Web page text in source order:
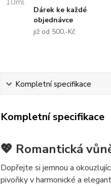
Dárek ke každé
objednávce
již od 500,-Kč
Kompletní specifikace
Kompletní specifikace
💖 Romantická
Dopřejte si jemnou a
pivoňky v harmonické a